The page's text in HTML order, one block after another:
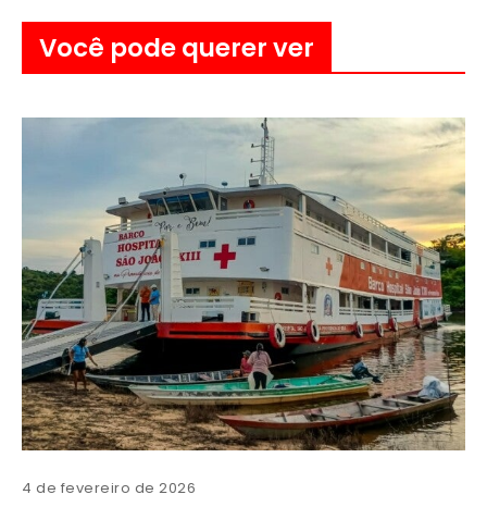
Você pode querer ver
4 de fevereiro de 2026